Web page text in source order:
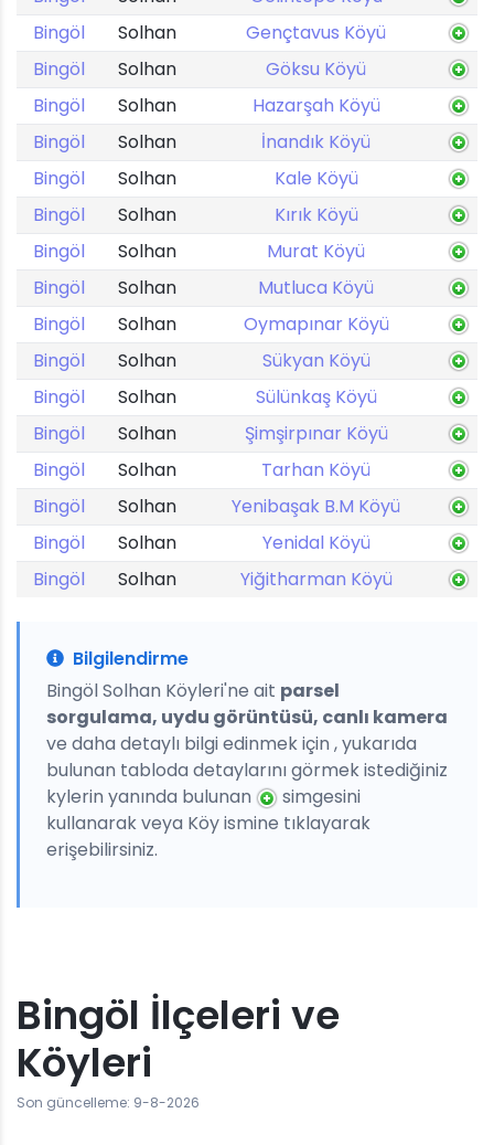
Bingöl
Solhan
Gençtavus Köyü
Bingöl
Solhan
Göksu Köyü
Bingöl
Solhan
Hazarşah Köyü
Bingöl
Solhan
İnandık Köyü
Bingöl
Solhan
Kale Köyü
Bingöl
Solhan
Kırık Köyü
Bingöl
Solhan
Murat Köyü
Bingöl
Solhan
Mutluca Köyü
Bingöl
Solhan
Oymapınar Köyü
Bingöl
Solhan
Sükyan Köyü
Bingöl
Solhan
Sülünkaş Köyü
Bingöl
Solhan
Şimşirpınar Köyü
Bingöl
Solhan
Tarhan Köyü
Bingöl
Solhan
Yenibaşak B.M Köyü
Bingöl
Solhan
Yenidal Köyü
Bingöl
Solhan Yiğitharman Köyü
Bilgilendirme
Bingöl Solhan Köyleri'ne ait parsel
sorgulama, uydu görüntüsü, canlı kamera
ve daha detaylı bilgi edinmek için , yukarıda
bulunan tabloda detaylarını görmek istediğiniz
kylerin yanında bulunan
simgesini
kullanarak veya Köy ismine tıklayarak
erişebilirsiniz.
Bingöl İlçeleri ve
Köyleri
Son güncelleme: 9-8-2026